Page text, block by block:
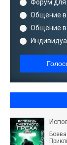
Форум
Общение в
Общение в